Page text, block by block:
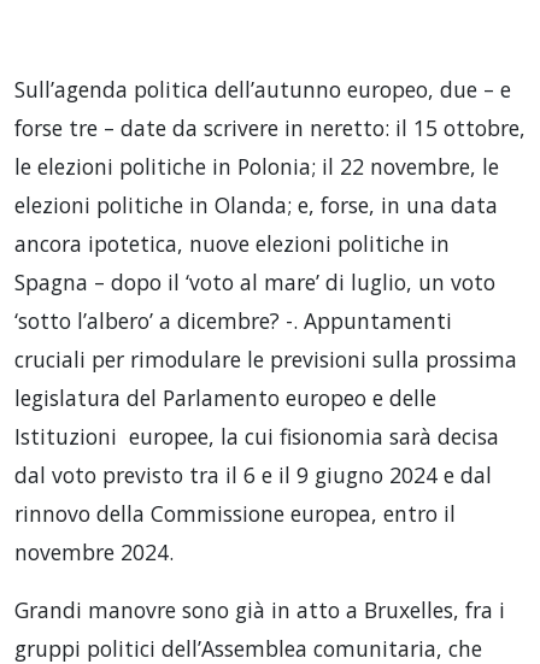
Sull’agenda politica dell’autunno europeo, due – e
forse tre – date da scrivere in neretto: il 15 ottobre,
le elezioni politiche in Polonia; il 22 novembre, le
elezioni politiche in Olanda; e, forse, in una data
ancora ipotetica, nuove elezioni politiche in
Spagna – dopo il ‘voto al mare’ di luglio, un voto
‘sotto l’albero’ a dicembre? -. Appuntamenti
cruciali per rimodulare le previsioni sulla prossima
legislatura del Parlamento europeo e delle
Istituzioni europee, la cui fisionomia sarà decisa
dal voto previsto tra il 6 e il 9 giugno 2024 e dal
rinnovo della Commissione europea, entro il
novembre 2024.
Grandi manovre sono già in atto a Bruxelles, fra i
gruppi politici dell’Assemblea comunitaria, che